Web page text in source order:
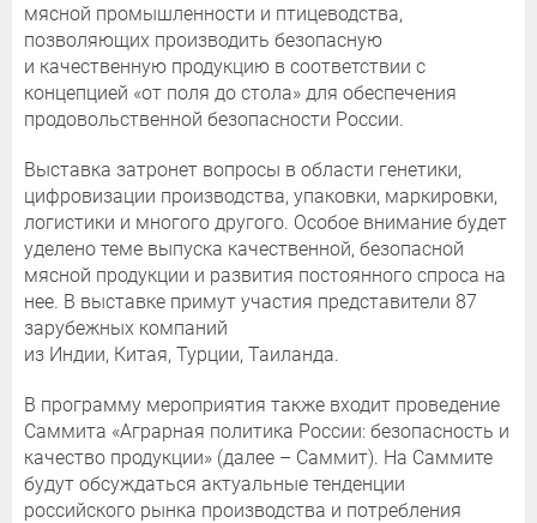
мясной промышленности и птицеводства,
позволяющих производить безопасную
и качественную продукцию в соответствии с
концепцией «от поля до стола» для обеспечения
продовольственной безопасности России.
Выставка затронет вопросы в области генетики,
цифровизации производства, упаковки, маркировки,
логистики и многого другого. Особое внимание будет
уделено теме выпуска качественной, безопасной
мясной продукции и развития постоянного спроса на
нее. В выставке примут участия представители 87
зарубежных компаний
из Индии, Китая, Турции, Таиланда.
В программу мероприятия также входит проведение
Саммита «Аграрная политика России: безопасность и
качество продукции» (далее – Саммит). На Саммите
будут обсуждаться актуальные тенденции
российского рынка производства и потребления